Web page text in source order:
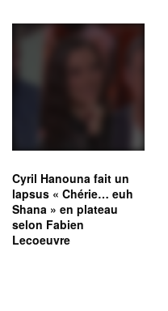
Cyril Hanouna fait un
lapsus « Chérie… euh
Shana » en plateau
selon Fabien
Lecoeuvre